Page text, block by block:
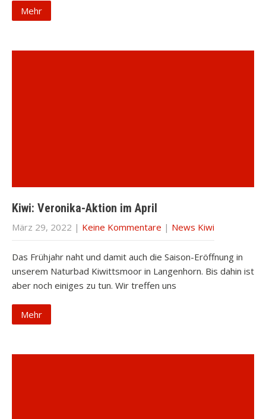
Mehr
Kiwi: Veronika-Aktion im April
März 29, 2022 | Keine Kommentare | News Kiwi
Das Frühjahr naht und damit auch die Saison-Eröffnung in
unserem Naturbad Kiwittsmoor in Langenhorn. Bis dahin ist
aber noch einiges zu tun. Wir treffen uns
Mehr